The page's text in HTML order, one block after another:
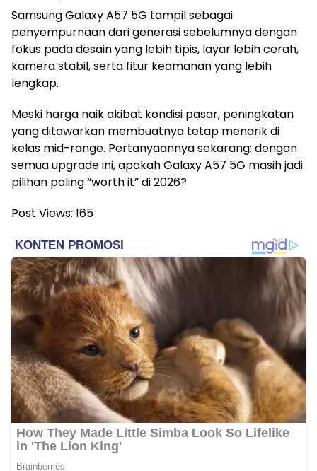
Samsung Galaxy A57 5G tampil sebagai
penyempurnaan dari generasi sebelumnya dengan
fokus pada desain yang lebih tipis, layar lebih cerah,
kamera stabil, serta fitur keamanan yang lebih
lengkap.
Meski harga naik akibat kondisi pasar, peningkatan
yang ditawarkan membuatnya tetap menarik di
kelas mid-range. Pertanyaannya sekarang: dengan
semua upgrade ini, apakah Galaxy A57 5G masih jadi
pilihan paling “worth it” di 2026?
Post Views: 165